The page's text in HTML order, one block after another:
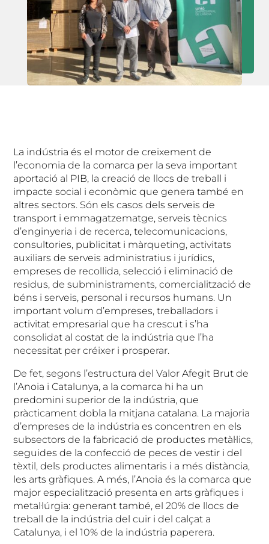
La indústria és el motor de creixement de
l’economia de la comarca per la seva important
aportació al PIB, la creació de llocs de treball i
impacte social i econòmic que genera també en
altres sectors. Són els casos dels serveis de
transport i emmagatzematge, serveis tècnics
d’enginyeria i de recerca, telecomunicacions,
consultories, publicitat i màrqueting, activitats
auxiliars de serveis administratius i jurídics,
empreses de recollida, selecció i eliminació de
residus, de subministraments, comercialització de
béns i serveis, personal i recursos humans. Un
important volum d’empreses, treballadors i
activitat empresarial que ha crescut i s’ha
consolidat al costat de la indústria que l’ha
necessitat per créixer i prosperar.
De fet, segons l’estructura del Valor Afegit Brut de
l’Anoia i Catalunya, a la comarca hi ha un
predomini superior de la indústria, que
pràcticament dobla la mitjana catalana. La majoria
d’empreses de la indústria es concentren en els
subsectors de la fabricació de productes metàl·lics,
seguides de la confecció de peces de vestir i del
tèxtil, dels productes alimentaris i a més distància,
les arts gràfiques. A més, l’Anoia és la comarca que
major especialització presenta en arts gràfiques i
metal·lúrgia: generant també, el 20% de llocs de
treball de la indústria del cuir i del calçat a
Catalunya, i el 10% de la indústria paperera.